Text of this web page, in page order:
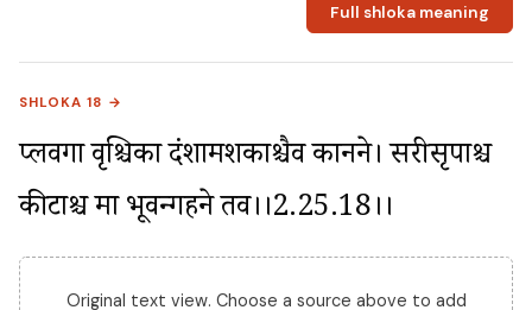
Full shloka meaning
SHLOKA 18 →
प्लवगा वृश्चिका दंशामशकाश्चैव कानने। सरीसृपाश्च
कीटाश्च मा भूवन्गहने तव।।2.25.18।।
Original text view. Choose a source above to add